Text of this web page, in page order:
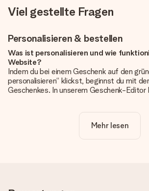
Viel gestellte Fragen
Personalisieren & bestellen
Was ist personalisieren und wie
Website?
Indem du bei einem Geschenk auf den
personalisieren“ klickst, beginnst du mit
Geschenkes. In unserem Geschenk-Editor
noch eines unserer angebotenen Designs,
Geschenk die perfekte Ausstrahlung zu
Mehr lesen